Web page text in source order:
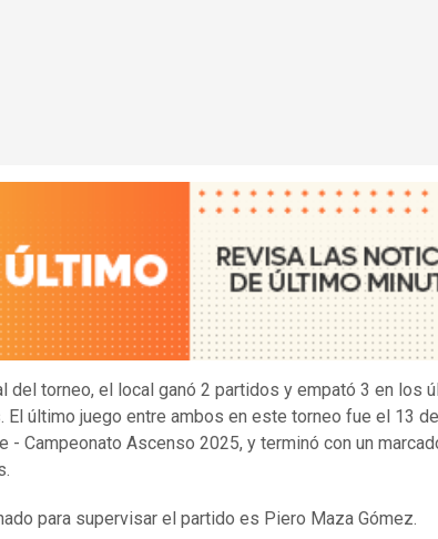
del torneo, el local ganó 2 partidos y empató 3 en los
El último juego entre ambos en este torneo fue el 13
- Campeonato Ascenso 2025, y terminó con un
para supervisar el partido es Piero Maza Gómez.